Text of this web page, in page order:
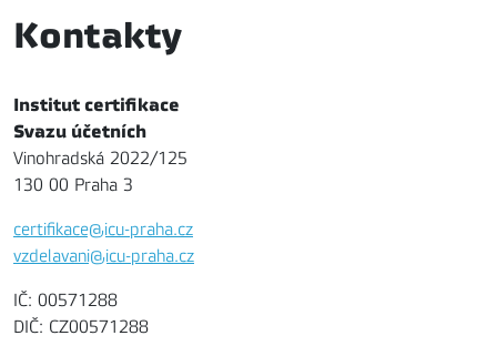
Kontakty
Institut certifikace
Svazu účetních
Vinohradská 2022/125
130 00 Praha 3
certifikace@icu-praha.cz
vzdelavani@icu-praha.cz
IČ: 00571288
DIČ: CZ00571288